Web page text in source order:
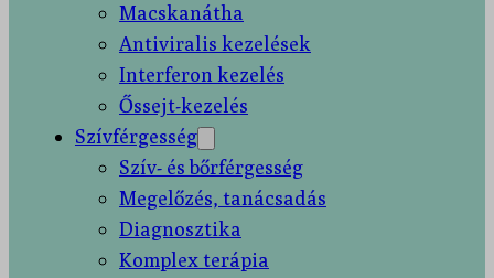
Macskanátha
Antiviralis kezelések
Interferon kezelés
Őssejt-kezelés
Szívférgesség
Szív- és bőrférgesség
Megelőzés, tanácsadás
Diagnosztika
Komplex terápia